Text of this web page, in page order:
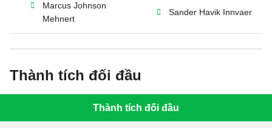
Marcus Johnson
Mehnert
Sander Havik Innvaer
Thành tích đối đầu
Thành tích đối đầu